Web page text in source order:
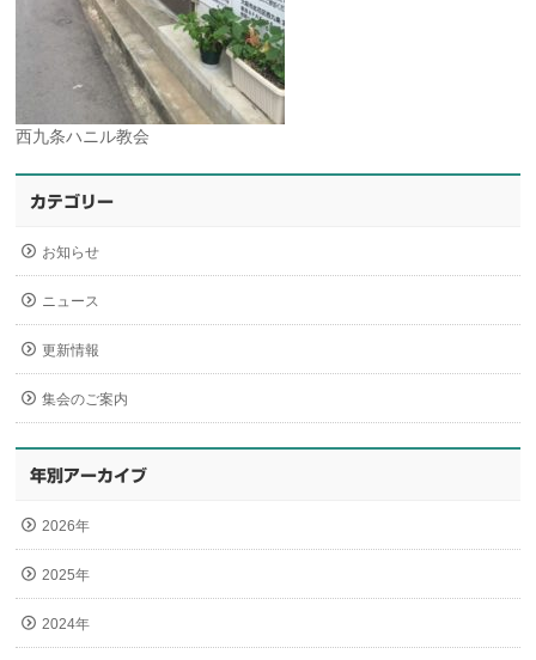
西九条ハニル教会
カテゴリー
お知らせ
ニュース
更新情報
集会のご案内
年別アーカイブ
2026年
2025年
2024年